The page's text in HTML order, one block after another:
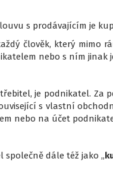
s prodávajícím je
člověk, který mimo
nebo s ním jinak
je podnikatel. Za
s vlastní
nebo na účet
dále též jako „